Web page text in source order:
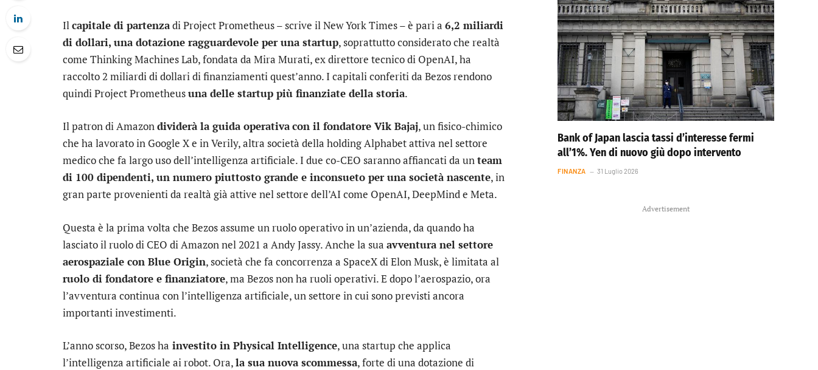
Ilcapitale di partenzadi Project Prometheus – scrive il New York Times – è pari a 6,2 miliardi
di dollari, una dotazione ragguardevole per una startup, soprattutto considerato che realtà
come Thinking Machines Lab, fondata da Mira Murati, ex direttore tecnico di OpenAI, ha
raccolto 2 miliardi di dollari di finanziamenti quest’anno. I capitali conferiti da Bezos rendono
quindi Project Prometheusuna delle startup più finanziate della storia.
Il patron di Amazondividerà la guida operativacon il fondatore Vik Bajaj, un fisico-chimico
che ha lavorato in Google X e in Verily, altra società della holdingAlphabetattiva nel settore
medico che fa largo uso dell’intelligenza artificiale. I due co-CEO saranno affiancati da unteam
di 100 dipendenti, un numero piuttosto grande e inconsueto per una società nascente, in
gran parte provenienti da realtà già attive nel settore dell’AI come OpenAI, DeepMind e Meta.
Questa è la prima volta che Bezos assume un ruolo operativo in un’azienda, da quando ha
lasciato il ruolo di CEO di Amazon nel 2021 a Andy Jassy. Anche la sua avventura nel settore
aerospaziale con Blue Origin, società che fa concorrenza a SpaceX di Elon Musk, è limitata al
ruolo di fondatore e finanziatore, ma Bezos non ha ruoli operativi. E dopo l’aerospazio, ora
l’avventura continua con l’intelligenza artificiale, un settore in cui sono previsti ancora
importanti investimenti.
L’anno scorso, Bezos ha investito in Physical Intelligence, una startup che applica
l’intelligenza artificiale ai robot. Ora,la sua nuova scommessa, forte di una dotazione di
Bank of Japan lascia tassi d’interesse fermi
all’1%. Yen di nuovo giù dopo intervento
FINANZA 31 Luglio 2026
Advertisement